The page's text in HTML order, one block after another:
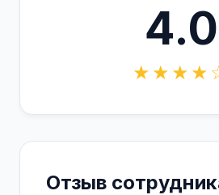
"НОРИЛЬСКИЙ НИКЕЛЬ",
ответ на Ваш вопрос, вы
сети Вконтакте, Facebook,
Instagram, по электронной
4.0
Отзыв